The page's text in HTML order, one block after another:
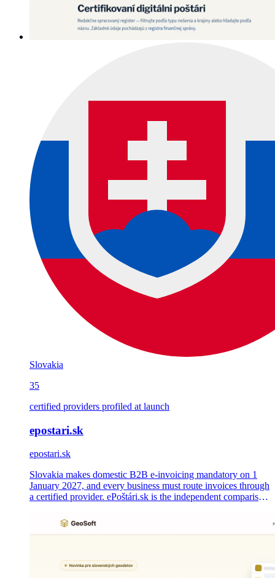
Slovakia
35
certified providers profiled at launch
epostari.sk
epostari.sk
Slovakia makes domestic B2B e-invoicing mandatory on 1
January 2027, and every business must route invoices through
a certified provider. ePoštári.sk is the independent comparison
editorial provider profiles and a 60-page guide hub.